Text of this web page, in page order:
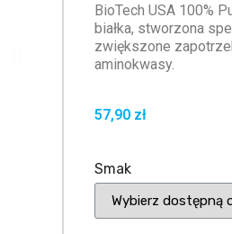
BioTech USA 100%
białka, stworzona
zwiększone
aminokwasy.
57,90 zł
Smak